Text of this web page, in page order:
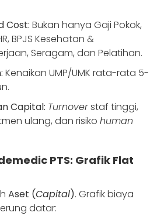
Cost: Bukan hanya Gaji Pokok,
BPJS Kesehatan &
Seragam, dan Pelatihan.
Kenaikan UMP/UMK rata-rata 5-
Capital: Turnoverstaf tinggi,
ulang, dan risiko human
PTS: Grafik Flat
Aset (Capital). Grafik biaya
datar: